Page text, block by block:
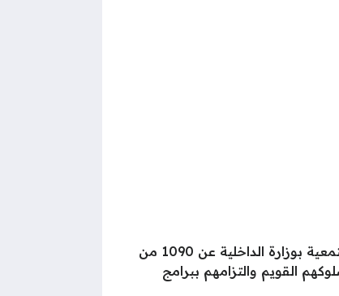
وبموجب هذا القرار الإنساني، الذي يعكس الفلسفة العقابية الحديثة للدولة المصرية، أفرج قطاع الحماية المجتمعية بوزارة الداخلية عن 1090 من
القويم والتزامهم ببرامج